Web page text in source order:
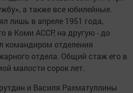
а также все юбилейные.
лишь в апреле 1951 года,
в Коми АССР, на другую - до
командиром отделения
отдела. Общий стаж его в
малости сорок лет.
и Василя Рахматуллины